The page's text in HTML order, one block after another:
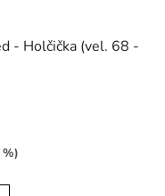
- Holčička (vel. 68 -
%)